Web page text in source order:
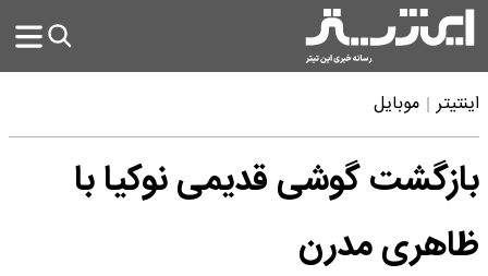
اینتیتر موبایل
بازگشت گوشی قدیمی نوکیا با
ظاهری مدرن